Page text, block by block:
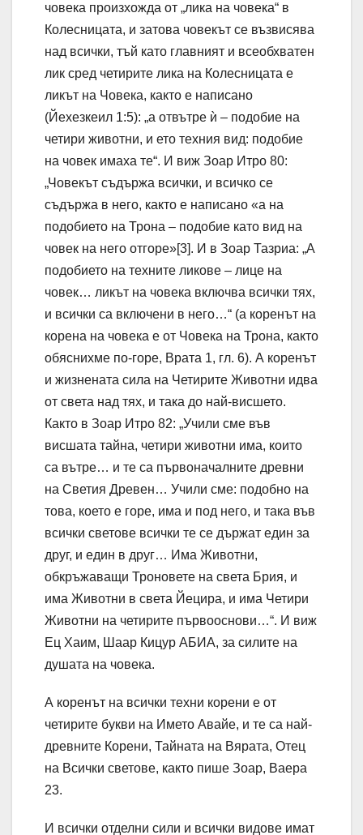
човека произхожда от „лика на човека“ в
Колесницата, и затова човекът се възвисява
над всички, тъй като главният и всеобхватен
лик сред четирите лика на Колесницата е
ликът на Човека, както е написано
(Йехезкеил 1:5): „а отвътре ѝ – подобие на
четири животни, и ето техния вид: подобие
на човек имаха те“. И виж Зоар Итро 80:
„Човекът съдържа всички, и всичко се
съдържа в него, както е написано «а на
подобието на Трона – подобие като вид на
човек на него отгоре»[3]. И в Зоар Тазриа: „А
подобието на техните ликове – лице на
човек… ликът на човека включва всички тях,
и всички са включени в него…“ (а коренът на
корена на човека е от Човека на Трона, както
обяснихме по-горе, Врата 1, гл. 6). А коренът
и жизнената сила на Четирите Животни идва
от света над тях, и така до най-висшето.
Както в Зоар Итро 82: „Учили сме във
висшата тайна, четири животни има, които
са вътре… и те са първоначалните древни
на Светия Древен… Учили сме: подобно на
това, което е горе, има и под него, и така във
всички светове всички те се държат един за
друг, и един в друг… Има Животни,
обкръжаващи Троновете на света Брия, и
има Животни в света Йецира, и има Четири
Животни на четирите първооснови…“. И виж
Ец Хаим, Шаар Кицур АБИА, за силите на
душата на човека.
А коренът на всички техни корени е от
четирите букви на Името Авайе, и те са най-
древните Корени, Тайната на Вярата, Отец
на Всички светове, както пише Зоар, Ваера
23.
И всички отделни сили и всички видове имат